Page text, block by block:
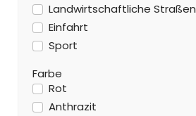
Landwirtschaftliche Straßen
Einfahrt
Sport
Farbe
Rot
Anthrazit